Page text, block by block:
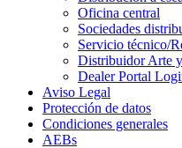
Oficina central
Sociedades
Servicio técnico/
Distribuidor Arte
Dealer Portal
Aviso Legal
Protección de datos
Condiciones generales
AEBs